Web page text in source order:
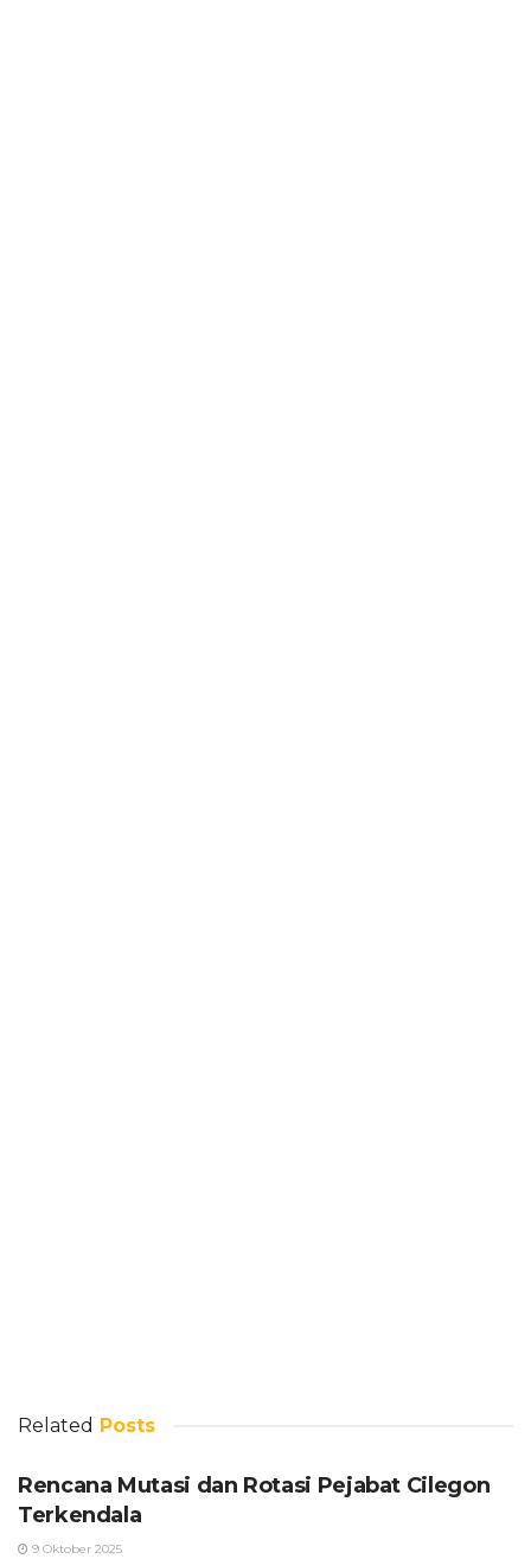
Related Posts
Rencana Mutasi dan Rotasi Pejabat Cilegon
Terkendala
9 Oktober 2025